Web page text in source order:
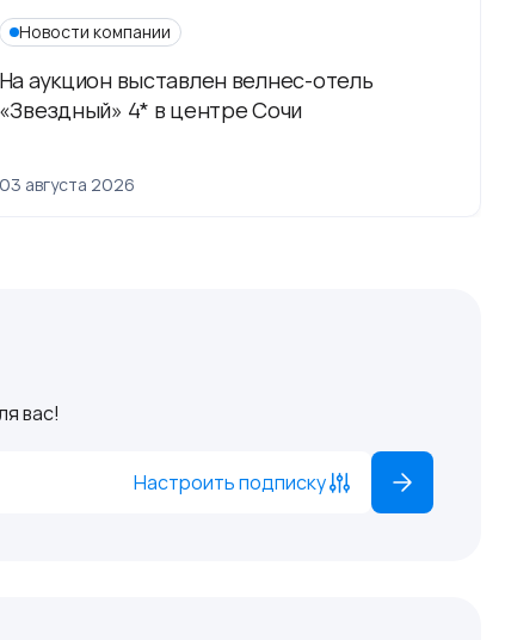
Новости компании
На аукцион выставлен велнес-отель
«Звездный» 4* в центре Сочи
03 августа 2026
вас!
Настроить подписку